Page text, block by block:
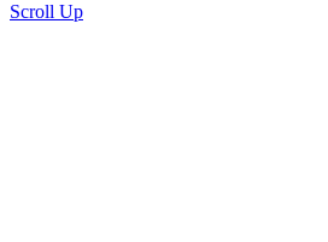
Scroll Up